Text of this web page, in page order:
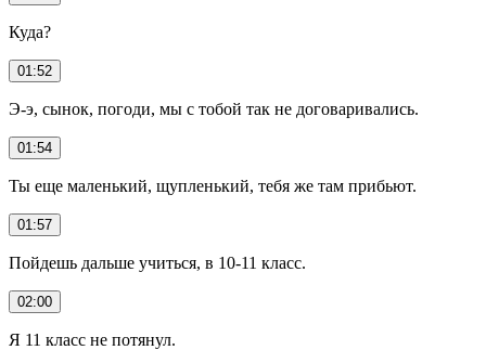
Куда?
01:52
Э-э, сынок, погоди, мы с тобой так не договаривались.
01:54
Ты еще маленький, щупленький, тебя же там прибьют.
01:57
Пойдешь дальше учиться, в 10-11 класс.
02:00
Я 11 класс не потянул.